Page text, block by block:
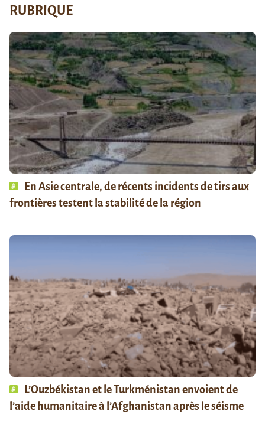
RUBRIQUE
En Asie centrale, de récents incidents de tirs aux
frontières testent la stabilité de la région
L’Ouzbékistan et le Turkménistan envoient de
l’aide humanitaire à l’Afghanistan après le séisme